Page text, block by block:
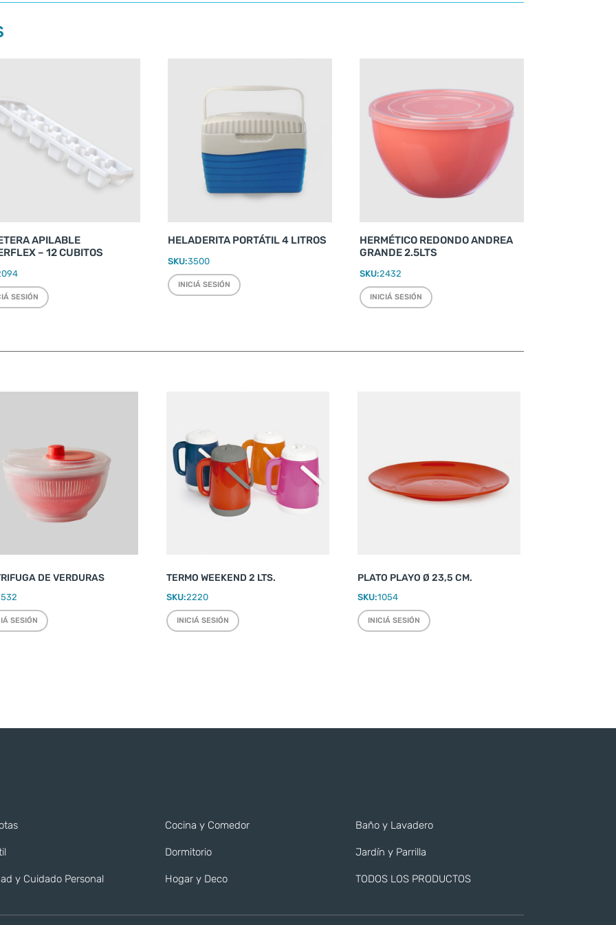
APILABLE
– 12 CUBITOS
SESIÓN
HELADERITA PORTÁTIL 4 LITROS
SKU:3500
INICIÁ SESIÓN
HERMÉTICO REDONDO ANDREA
GRANDE 2.5LTS
SKU:2432
INICIÁ SESIÓN
DE VERDURAS
SESIÓN
TERMO WEEKEND 2 LTS.
SKU:2220
INICIÁ SESIÓN
PLATO PLAYO Ø 23,5 CM.
SKU:1054
INICIÁ SESIÓN
y Cuidado Personal
Cocina y Comedor
Dormitorio
Hogar y Deco
Baño y Lavadero
Jardín y Parrilla
TODOS LOS PRODUCTOS